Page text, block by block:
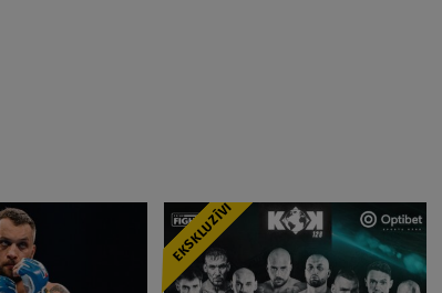
EKSKLUZĪVI